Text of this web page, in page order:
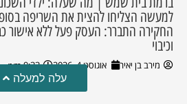
למעשה הצליחו להצית את השריפה
החקירה התברר: העסק פעל ללא אישור
וכיבוי
מירב בן יאיר אוגוסט 4, 2026 9:33 pm
עלה למעלה